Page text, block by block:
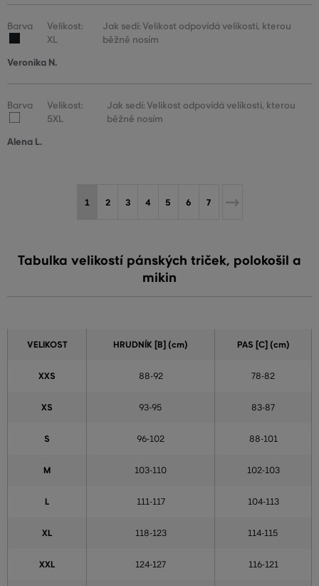
Barva
Velikost:
XL
Jak sedí: Velikost odpovídá velikosti, kterou
běžně nosím
Veronika N.
Barva
Velikost:
5XL
Jak sedí: Velikost odpovídá velikosti, kterou
běžně nosím
Alena L.
1 2 3 4 5 6 7
Tabulka velikostí pánských triček, polokošil a
mikin
VELIKOST HRUDNÍK [B] (cm) PAS [C] (cm)
XXS 88-92 78-82
XS 93-95 83-87
S 96-102 88-101
M 103-110 102-103
L 111-117 104-113
XL 118-123 114-115
XXL 124-127 116-121